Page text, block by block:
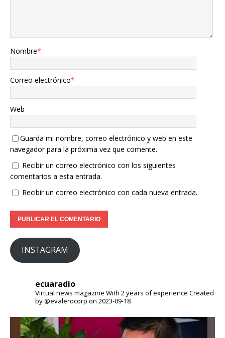
Nombre*
Correo electrónico*
Web
Guarda mi nombre, correo electrónico y web en este
navegador para la próxima vez que comente.
Recibir un correo electrónico con los siguientes
comentarios a esta entrada.
Recibir un correo electrónico con cada nueva entrada.
INSTAGRAM
ecuaradio
Virtual news magazine With 2 years of experience Created
by @evalerocorp on 2023-09-18